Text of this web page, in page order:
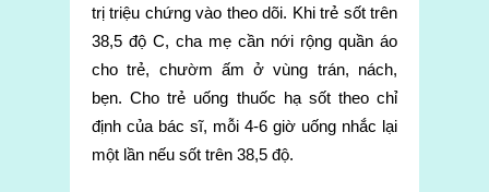
trị triệu chứng vào theo dõi. Khi trẻ sốt trên
38,5 độ C, cha mẹ cần nới rộng quần áo
cho trẻ, chườm ấm ở vùng trán, nách,
bẹn. Cho trẻ uống thuốc hạ sốt theo chỉ
định của bác sĩ, mỗi 4-6 giờ uống nhắc lại
một lần nếu sốt trên 38,5 độ.